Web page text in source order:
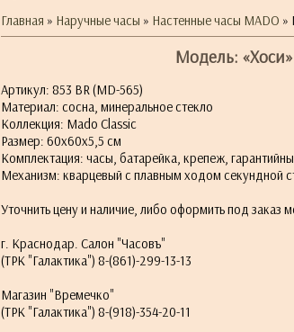
Главная » Наручные часы » Настенные часы MADO »
Модель:
Артикул: 853 BR (MD-565)
Материал: сосна, минеральное стекло
Коллекция: Mado Classic
Размер: 60х60х5,5 см
Комплектация: часы, батарейка, крепеж,
Механизм: кварцевый с плавным ходом секундной
Уточнить цену и наличие, либо оформить под заказ
г. Краснодар. Салон "Часовъ"
(ТРК "Галактика") 8-(861)-299-13-13
Магазин "Времечко"
(ТРК "Галактика") 8-(918)-354-20-11